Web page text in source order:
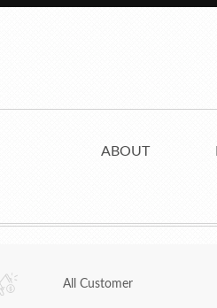
ABOUT
All Customer